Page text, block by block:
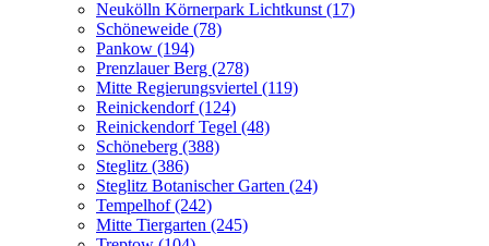
Neukölln Körnerpark Lichtkunst (17)
Schöneweide (78)
Pankow (194)
Prenzlauer Berg (278)
Mitte Regierungsviertel (119)
Reinickendorf (124)
Reinickendorf Tegel (48)
Schöneberg (388)
Steglitz (386)
Steglitz Botanischer Garten (24)
Tempelhof (242)
Mitte Tiergarten (245)